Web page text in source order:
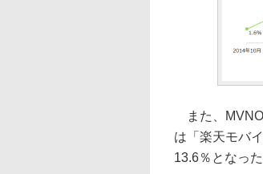
また、MVNO
は「楽天モバ
13.6％となった